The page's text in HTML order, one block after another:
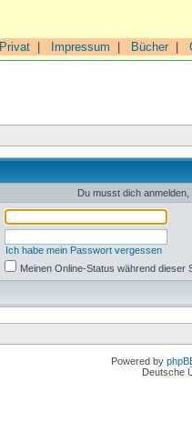
Privat Impressum Bücher|
Du musst dich
Ich habe mein Passwort vergessen
Meinen Online-Status während dieser
Powered by
Deutsche